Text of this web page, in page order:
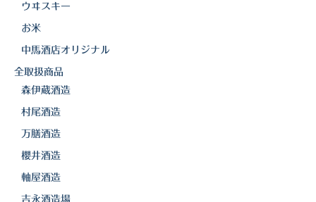
雲海酒造
配送について
特定商取引法の表記
お問合わせ
ウヰスキー
お米
中馬酒店オリジナル
全取扱商品
森伊蔵酒造
村尾酒造
万膳酒造
櫻井酒造
軸屋酒造
吉永酒造場